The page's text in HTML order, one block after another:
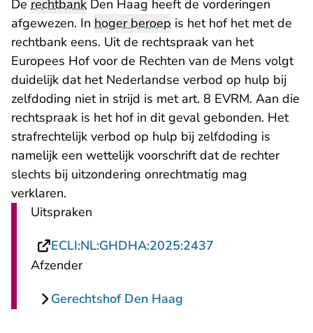
De rechtbank Den Haag heeft de vorderingen
afgewezen. In hoger beroep is het hof het met de
rechtbank eens. Uit de rechtspraak van het
Europees Hof voor de Rechten van de Mens volgt
duidelijk dat het Nederlandse verbod op hulp bij
zelfdoding niet in strijd is met art. 8 EVRM. Aan die
rechtspraak is het hof in dit geval gebonden. Het
strafrechtelijk verbod op hulp bij zelfdoding is
namelijk een wettelijk voorschrift dat de rechter
slechts bij uitzondering onrechtmatig mag
verklaren.
Uitspraken
ECLI:NL:GHDHA:2025:2437
Afzender
Gerechtshof Den Haag